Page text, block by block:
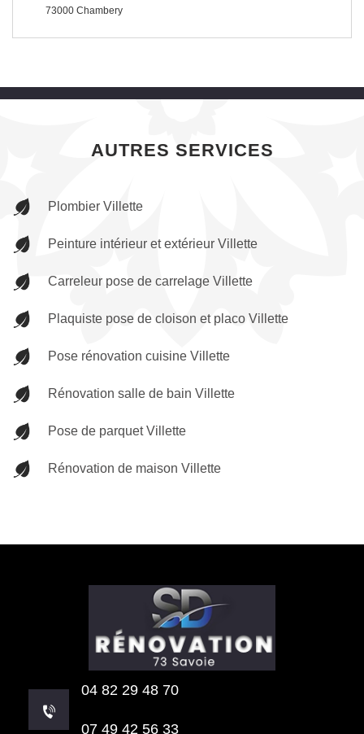
73000 Chambery
AUTRES SERVICES
Plombier Villette
Peinture intérieur et extérieur Villette
Carreleur pose de carrelage Villette
Plaquiste pose de cloison et placo Villette
Pose rénovation cuisine Villette
Rénovation salle de bain Villette
Pose de parquet Villette
Rénovation de maison Villette
04 82 29 48 70
07 49 42 56 33